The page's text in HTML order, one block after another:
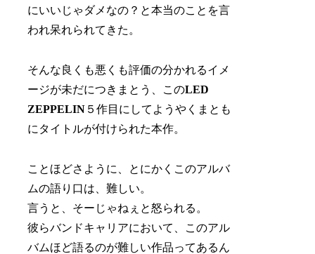
にいいじゃダメなの？と本当のことを言
われ呆れられてきた。
そんな良くも悪くも評価の分かれるイメ
ージが未だにつきまとう、このLED
ZEPPELIN ５作目にしてようやくまとも
にタイトルが付けられた本作。
ことほどさように、とにかくこのアルバ
ムの語り口は、難しい。
言うと、そーじゃねぇと怒られる。
彼らバンドキャリアにおいて、このアル
バムほど語るのが難しい作品ってあるん